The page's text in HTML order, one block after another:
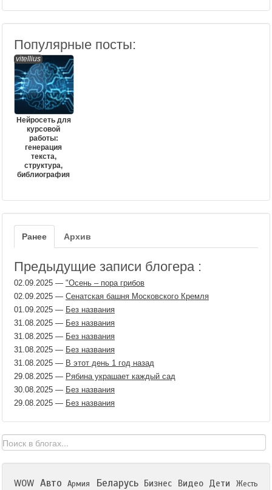
Популярные посты:
vitellius
Нейросеть для
курсовой
работы:
генерация
текста,
структура,
библиография
Ранее Архив
Предыдущие записи блогера :
02.09.2025 — "Осень – пора грибов
02.09.2025 — Сенатская башня Московского Кремля
01.09.2025 — Без названия
31.08.2025 — Без названия
31.08.2025 — Без названия
31.08.2025 — Без названия
31.08.2025 — В этот день 1 год назад
29.08.2025 — Рябина украшает каждый сад
30.08.2025 — Без названия
29.08.2025 — Без названия
WOW Авто Армия Беларусь Бизнес Видео Дети
Жесть